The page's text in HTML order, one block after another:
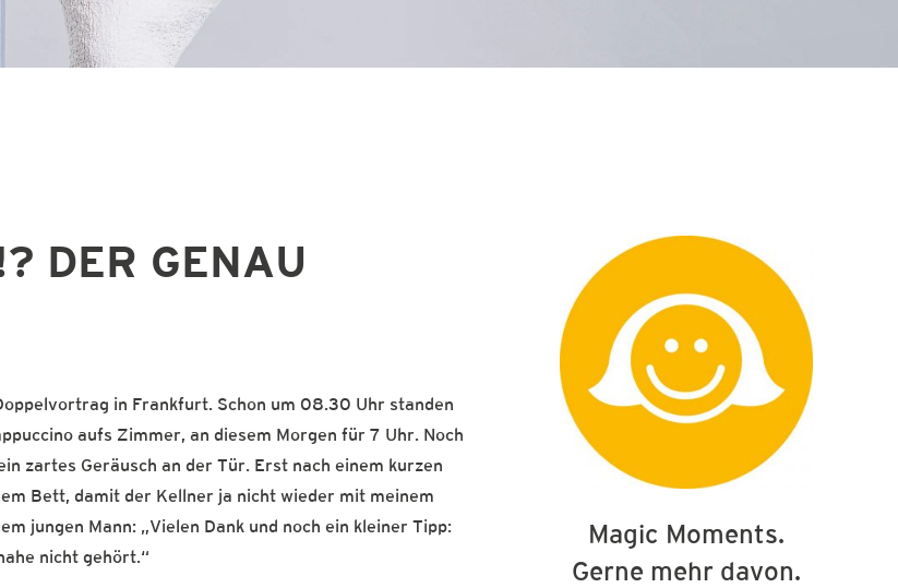
DER GENAU
in Frankfurt. Schon um 08.30 Uhr standen
aufs Zimmer, an diesem Morgen für 7 Uhr. Noch
zartes Geräusch an der Tür. Erst nach einem kurzen
Bett, damit der Kellner ja nicht wieder mit meinem
jungen Mann: „Vielen Dank und noch ein kleiner Tipp:
nicht gehört.“
Magic Moments.
Gerne mehr davon.